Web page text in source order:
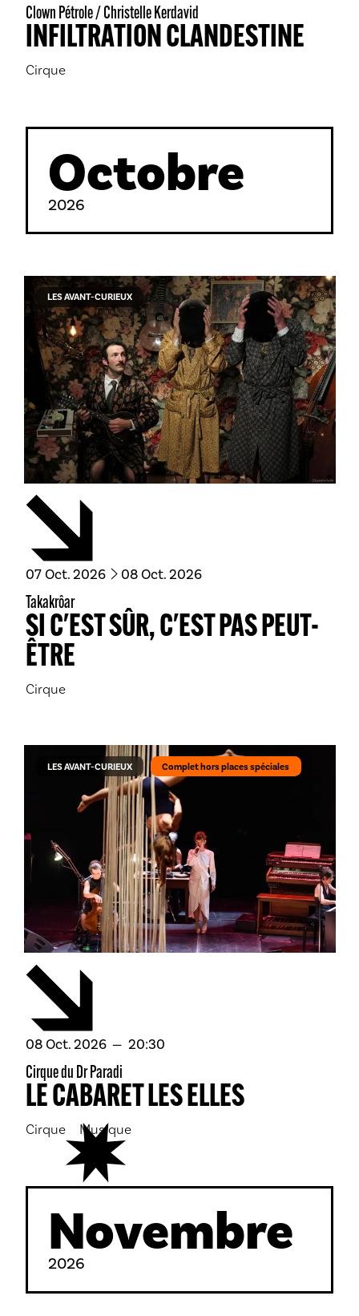
Clown Pétrole / Christelle Kerdavid
INFILTRATION CLANDESTINE
Cirque
Octobre
2026
Takakrôar
SI C'EST SÛR, C'EST PAS PEUT-
ÊTRE
Cirque
du
07 octobre
Oct. 2026 au
08 octobre
Oct. 2026
LES AVANT-CURIEUX
Cirque du Dr Paradi
LE CABARET LES ELLES
Cirque Musique
08 octobre
Oct. 2026 20:30
LES AVANT-CURIEUX Complet hors places spéciales
Novembre
2026